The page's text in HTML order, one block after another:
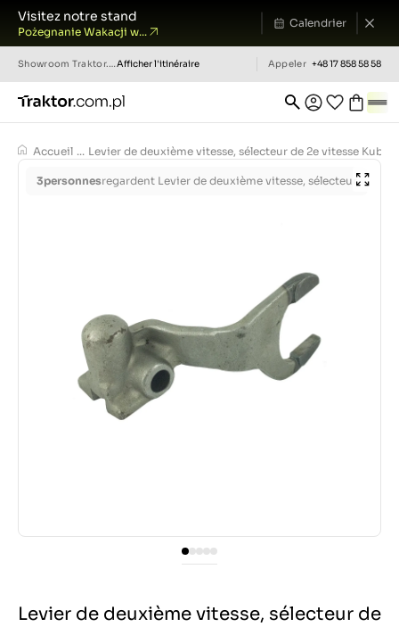
Visitez notre stand
Pożegnanie Wakacji w...
Calendrier
Showroom Traktor.com.pl Afficher l'itinéraire Appeler +48 17 858 58 58
Accueil ... Levier de deuxième vitesse, sélecteur de 2e vitesse
3personnesregardent Levier de deuxième vitesse, sélecteur
Levier de deuxième vitesse, sélecteur de